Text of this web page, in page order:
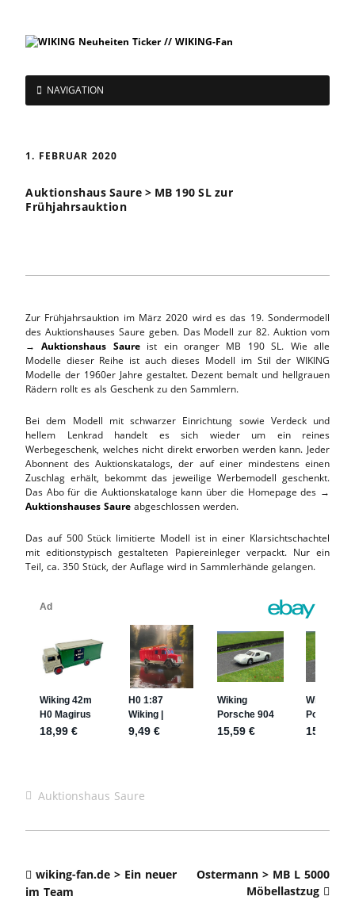
NAVIGATION
1. FEBRUAR 2020
Auktionshaus Saure > MB 190 SL zur
Frühjahrsauktion
Zur Frühjahrsauktion im März 2020 wird es das 19. Sondermodell
des Auktionshauses Saure geben. Das Modell zur 82. Auktion vom
→Auktionshaus Saureist ein oranger MB 190 SL. Wie alle
Modelle dieser Reihe ist auch dieses Modell im Stil der WIKING
Modelle der 1960er Jahre gestaltet. Dezent bemalt und hellgrauen
Rädern rollt es als Geschenk zu den Sammlern.
Bei dem Modell mit schwarzer Einrichtung sowie Verdeck und
hellem Lenkrad handelt es sich wieder um ein reines
Werbegeschenk, welches nicht direkt erworben werden kann. Jeder
Abonnent des Auktionskatalogs, der auf einer mindestens einen
Zuschlag erhält, bekommt das jeweilige Werbemodell geschenkt.
Das Abo für die Auktionskataloge kann über die Homepage des →
Auktionshauses Saure abgeschlossen werden.
Das auf 500 Stück limitierte Modell ist in einer Klarsichtschachtel
mit editionstypisch gestalteten Papiereinleger verpackt. Nur ein
Teil, ca. 350 Stück, der Auflage wird in Sammlerhände gelangen.
Auktionshaus Saure
wiking-fan.de > Ein neuer
im Team
Ostermann > MB L 5000
Möbellastzug